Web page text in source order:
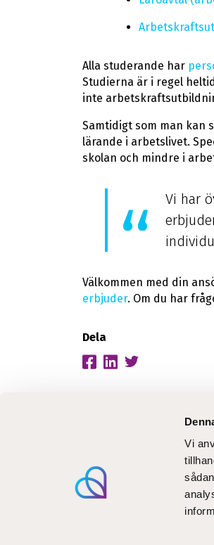
Vi
Alla studerande har
Studierna är i regel
inte
Samtidigt som man kan
lärande i arbetslivet.
skolan och mindre i
Vi har
Välkommen med din
erbjuder. Om du har
Dela